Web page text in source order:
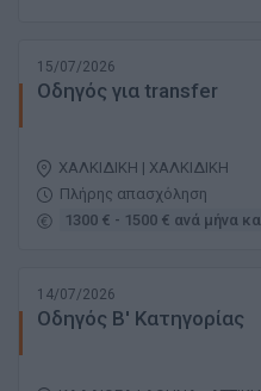
15/07/2026
Οδηγός για transfer
ΧΑΛΚΙΔΙΚΗ | ΧΑΛΚΙΔΙΚΗ
Πλήρης απασχόληση
1300 € - 1500 € ανά μήνα
14/07/2026
Οδηγός Β' Κατηγορίας